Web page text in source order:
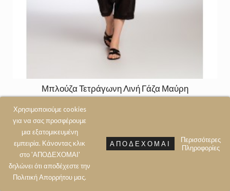
Χρησιμοποιούμε cookies
για να σας προσφέρουμε
μια εξατομικευμένη
εμπειρία. Κάνοντας κλικ
στο 'ΑΠΟΔΕΧΟΜΑΙ'
δηλώνει ότι αποδέχεστε την
Πολιτική Aπορρήτου μας.
ΑΠΟΔΈΧΟΜΑΙ
Περισσότερες
Πληροφορίες
Μπλούζα Τετράγωνη Λινή Γάζα Μαύρη
Left